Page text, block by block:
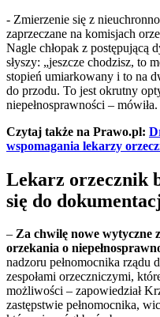
- Zmierzenie się z
zaprzeczane na komisjach
Nagle chłopak z postępującą
słyszy: „jeszcze chodzisz, to
stopień umiarkowany i to na
do przodu. To jest okrutny
niepełnosprawności – mówiła.
Czytaj także na Prawo.pl:
wspomagania lekarzy
Lekarz orzecznik
się do
– Za chwilę nowe wytyczne
orzekania o
nadzoru pełnomocnika rządu
zespołami orzeczniczymi,
możliwości – zapowiedział
zastępstwie pełnomocnika,